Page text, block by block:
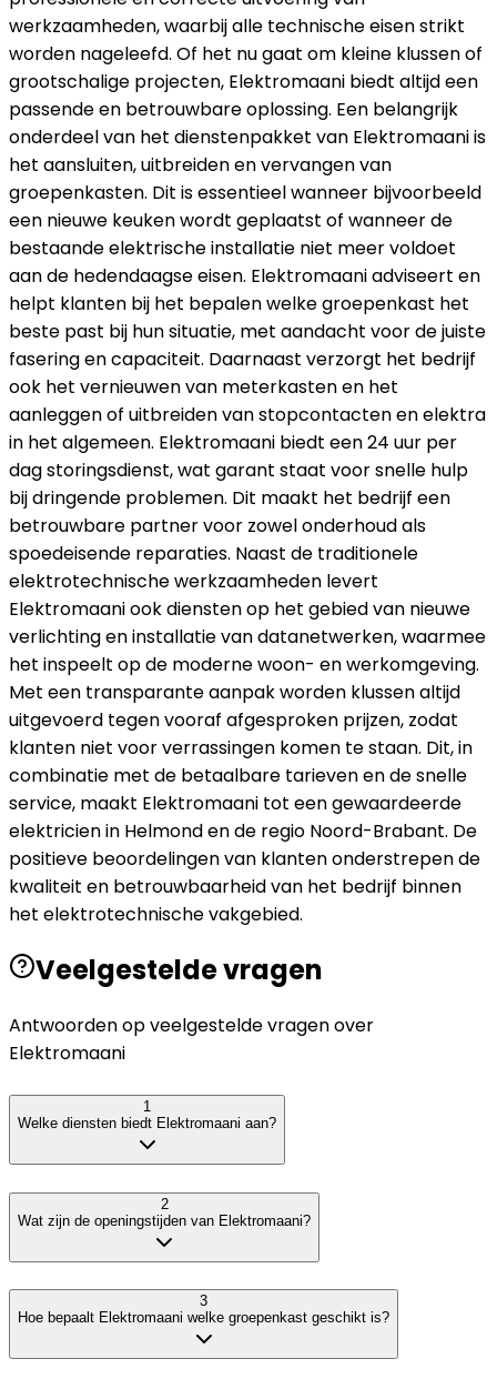
werkzaamheden, waarbij alle technische eisen strikt
worden nageleefd. Of het nu gaat om kleine klussen of
grootschalige projecten, Elektromaani biedt altijd een
passende en betrouwbare oplossing. Een belangrijk
onderdeel van het dienstenpakket van Elektromaani is
het aansluiten, uitbreiden en vervangen van
groepenkasten. Dit is essentieel wanneer bijvoorbeeld
een nieuwe keuken wordt geplaatst of wanneer de
bestaande elektrische installatie niet meer voldoet
aan de hedendaagse eisen. Elektromaani adviseert en
helpt klanten bij het bepalen welke groepenkast het
beste past bij hun situatie, met aandacht voor de juiste
fasering en capaciteit. Daarnaast verzorgt het bedrijf
ook het vernieuwen van meterkasten en het
aanleggen of uitbreiden van stopcontacten en elektra
in het algemeen. Elektromaani biedt een 24 uur per
dag storingsdienst, wat garant staat voor snelle hulp
bij dringende problemen. Dit maakt het bedrijf een
betrouwbare partner voor zowel onderhoud als
spoedeisende reparaties. Naast de traditionele
elektrotechnische werkzaamheden levert
Elektromaani ook diensten op het gebied van nieuwe
verlichting en installatie van datanetwerken, waarmee
het inspeelt op de moderne woon- en werkomgeving.
Met een transparante aanpak worden klussen altijd
uitgevoerd tegen vooraf afgesproken prijzen, zodat
klanten niet voor verrassingen komen te staan. Dit, in
combinatie met de betaalbare tarieven en de snelle
service, maakt Elektromaani tot een gewaardeerde
elektricien in Helmond en de regio Noord-Brabant. De
positieve beoordelingen van klanten onderstrepen de
kwaliteit en betrouwbaarheid van het bedrijf binnen
het elektrotechnische vakgebied.
Veelgestelde vragen
Antwoorden op veelgestelde vragen over
Elektromaani
1
Welke diensten biedt Elektromaani aan?
2
Wat zijn de openingstijden van Elektromaani?
3
Hoe bepaalt Elektromaani welke groepenkast geschikt is?